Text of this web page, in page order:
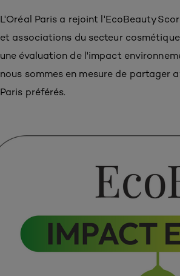
L'Oréal Paris a rejoint
et associations du secteur
une évaluation de l'impact
nous sommes en mesure de partager
Paris préférés.​